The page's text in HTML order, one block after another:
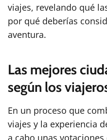
viajes, revelando qué
por qué deberías
aventura.
Las mejores
según los
En un proceso que
viajes y la experiencia
a cabo unas